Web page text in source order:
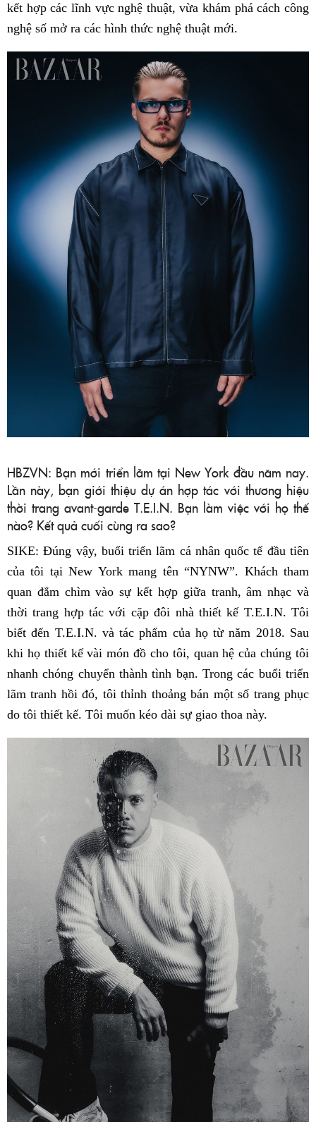
kết hợp các lĩnh vực nghệ thuật, vừa khám phá cách công
nghệ số mở ra các hình thức nghệ thuật mới.
HBZVN: Bạn mới triển lãm tại New York đầu năm nay.
Lần này, bạn giới thiệu dự án hợp tác với thương hiệu
thời trang avant-garde T.E.I.N. Bạn làm việc với họ thế
nào? Kết quả cuối cùng ra sao?
SIKE: Đúng vậy, buổi triển lãm cá nhân quốc tế đầu tiên
của tôi tại New York mang tên “NYNW”. Khách tham
quan đắm chìm vào sự kết hợp giữa tranh, âm nhạc và
thời trang hợp tác với cặp đôi nhà thiết kế T.E.I.N. Tôi
biết đến T.E.I.N. và tác phẩm của họ từ năm 2018. Sau
khi họ thiết kế vài món đồ cho tôi, quan hệ của chúng tôi
nhanh chóng chuyển thành tình bạn. Trong các buổi triển
lãm tranh hồi đó, tôi thỉnh thoảng bán một số trang phục
do tôi thiết kế. Tôi muốn kéo dài sự giao thoa này.